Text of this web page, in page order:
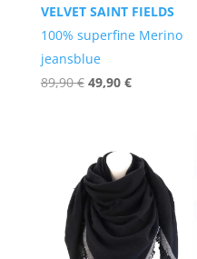
VELVET SAINT FIELDS
100% superfine Merino
jeansblue
89,90€ Ursprünglicher
89,90 €
49,90 €Aktueller
49,90 €.